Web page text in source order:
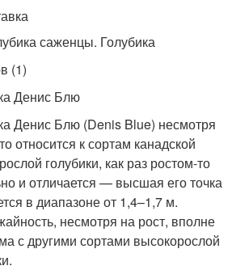
(1)
Денис Блю
Денис Блю (Denis Blue) несмотря
относится к сортам канадской
голубики, как раз ростом-то
и отличается — высшая его точка
в диапазоне от 1,4–1,7 м.
несмотря на рост, вполне
с другими сортами высокорослой